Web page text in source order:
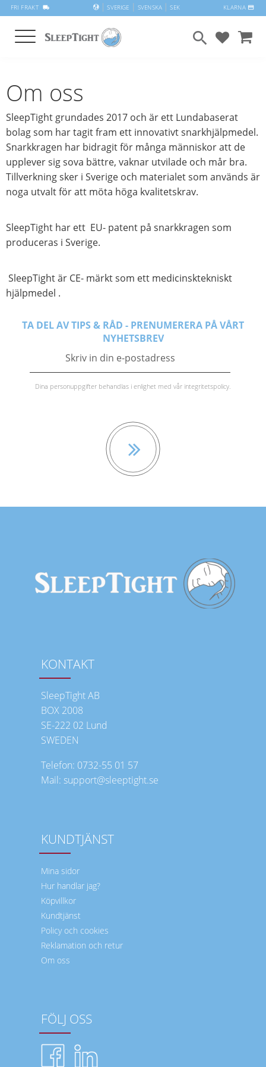
SVERIGE SVENSKA SEK
FRI FRAKT local_shipping KLARNA payment
search
Om oss
SleepTight grundades 2017 och är ett Lundabaserat
bolag som har tagit fram ett innovativt snarkhjälpmedel.
Snarkkragen har bidragit för många människor att de
upplever sig sova bättre, vaknar utvilade och mår bra.
Tillverkning sker i Sverige och materialet som används är
noga utvalt för att möta höga kvalitetskrav.
SleepTight har ett EU- patent på snarkkragen som
produceras i Sverige.
SleepTight är CE- märkt som ett medicinsktekniskt
hjälpmedel .
TA DEL AV TIPS & RÅD - PRENUMERERA PÅ VÅRT
NYHETSBREV
Dina personuppgifter behandlas i enlighet med vår integritetspolicy
KONTAKT
SleepTight AB
BOX 2008
SE-222 02 Lund
SWEDEN
Telefon: 0732-55 01 57
Mail: support@sleeptight.se
KUNDTJÄNST
Mina sidor
Hur handlar jag?
Köpvillkor
Kundtjänst
Policy och cookies
Reklamation och retur
Om oss
FÖLJ OSS